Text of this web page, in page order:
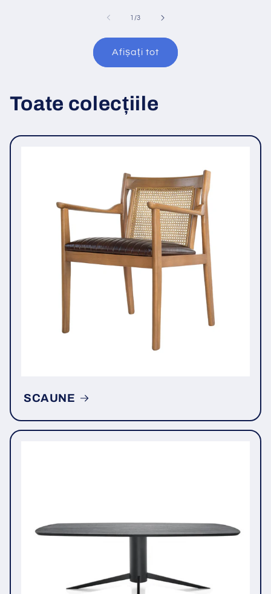
1 /din
3
Afișați tot
Toate colecțiile
SCAUNE